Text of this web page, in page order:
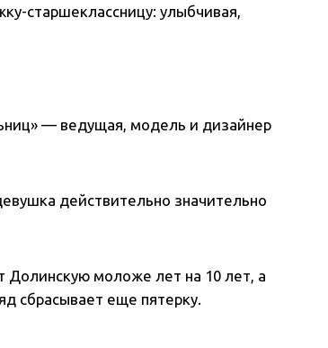
старшеклассницу: улыбчивая,
— ведущая, модель и дизайнер
действительно значительно
Долинскую моложе лет на 10 лет, а
сбрасывает еще пятерку.